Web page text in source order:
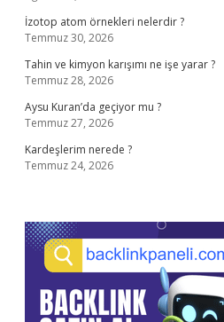
İzotop atom örnekleri nelerdir ?
Temmuz 30, 2026
Tahin ve kimyon karışımı ne işe yarar ?
Temmuz 28, 2026
Aysu Kuran’da geçiyor mu ?
Temmuz 27, 2026
Kardeşlerim nerede ?
Temmuz 24, 2026